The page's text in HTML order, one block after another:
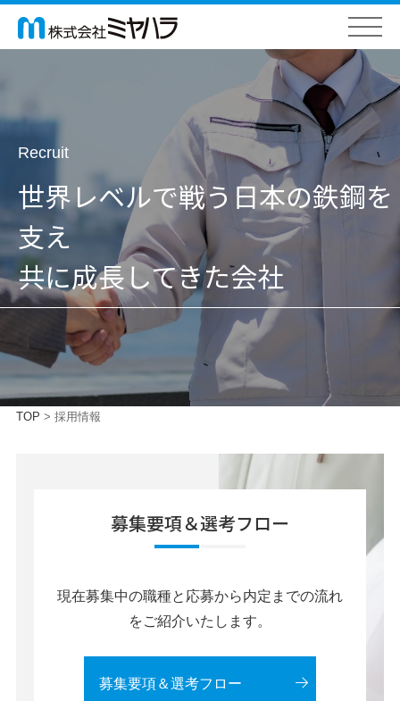
Recruit
世界レベルで戦う日本の鉄鋼を
支え
共に成長してきた会社
TOP > 採用情報
募集要項＆選考フロー
現在募集中の職種と応募から内定までの流れ
をご紹介いたします。
募集要項＆選考フロー